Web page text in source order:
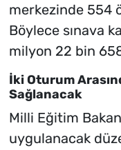
merkezinde 554
Böylece sınava
milyon 22 bin
İki Oturum
Sağlanacak
Milli Eğitim
uygulanacak